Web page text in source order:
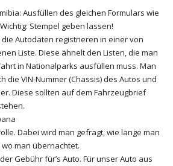
Ausfüllen des gleichen Formulars wie
Stempel geben lassen!
Autodaten registrieren in einer von
Liste. Diese ähnelt den Listen, die man
in Nationalparks ausfüllen muss. Man
die VIN-Nummer (Chassis) des Autos und
Diese sollten auf dem Fahrzeugbrief
Dabei wird man gefragt, wie lange man
man übernachtet.
Gebühr für’s Auto. Für unser Auto aus